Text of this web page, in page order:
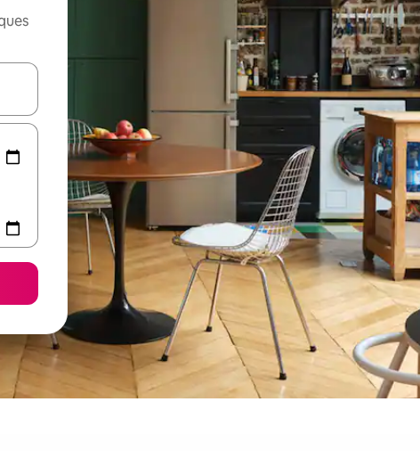
vers le haut et vers le bas pour les parcourir ou en appuyant et en